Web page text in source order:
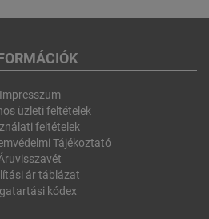
Impresszum
üzleti feltételek
feltételek
Tájékoztató
ár táblázat
kódex